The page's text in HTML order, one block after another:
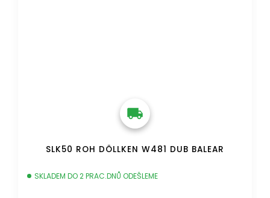
SLK50 ROH DÖLLKEN W481 DUB BALEAR
SKLADEM DO 2 PRAC.DNŮ ODEŠLEME